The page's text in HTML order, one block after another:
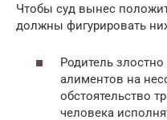
Чтобы суд вынес
должны фигурировать
Родитель
алиментов на
обстоятельство
человека